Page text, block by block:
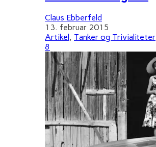
Claus Ebberfeld
13. februar 2015
Artikel, Tanker og Trivialiteter
8